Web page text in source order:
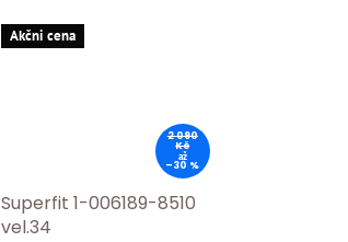
Akčni cena
2 090
Kč
až
–30 %
Superfit 1-006189-8510
vel.34